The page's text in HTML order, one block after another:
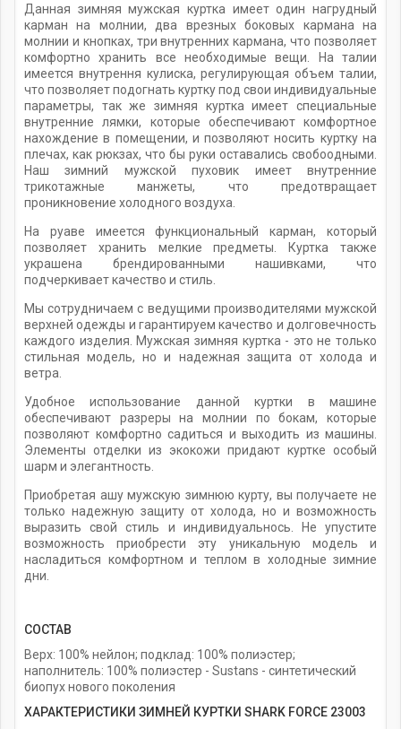
Данная зимняя мужская куртка имеет один нагрудный
карман на молнии, два врезных боковых кармана на
молнии и кнопках, три внутренних кармана, что позволяет
комфортно хранить все необходимые вещи. На талии
имеется внутрення кулиска, регулирующая объем талии,
что позволяет подогнать куртку под свои индивидуальные
параметры, так же зимняя куртка имеет специальные
внутренние лямки, которые обеспечивают комфортное
нахождение в помещении, и позволяют носить куртку на
плечах, как рюкзах, что бы руки оставались свобоодными.
Наш зимний мужской пуховик имеет внутренние
трикотажные манжеты, что предотвращает
проникновение холодного воздуха.
На руаве имеется функциональный карман, который
позволяет хранить мелкие предметы. Куртка также
украшена брендированными нашивками, что
подчеркивает качество и стиль.
Мы сотрудничаем с ведущими производителями мужской
верхней одежды и гарантируем качество и долговечность
каждого изделия. Мужская зимняя куртка - это не только
стильная модель, но и надежная защита от холода и
ветра.
Удобное использование данной куртки в машине
обеспечивают разреры на молнии по бокам, которые
позволяют комфортно садиться и выходить из машины.
Элементы отделки из экокожи придают куртке особый
шарм и элегантность.
Приобретая ашу мужскую зимнюю курту, вы получаете не
только надежную защиту от холода, но и возможность
выразить свой стиль и индивидуальнось. Не упустите
возможность приобрести эту уникальную модель и
насладиться комфортном и теплом в холодные зимние
дни.
СОСТАВ
Верх: 100% нейлон; подклад: 100% полиэстер;
наполнитель: 100% полиэстер - Sustans - синтетический
биопух нового поколения
ХАРАКТЕРИСТИКИ ЗИМНЕЙ КУРТКИ SHARK FORCE 23003